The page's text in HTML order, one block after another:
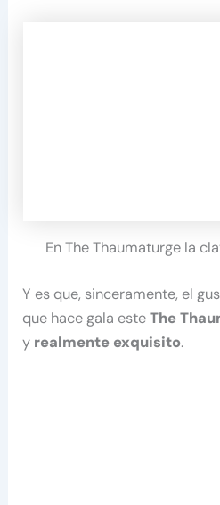
En The Thaumaturge la
Y es que, sinceramente, el
que hace gala esteThe
y realmente exquisito.